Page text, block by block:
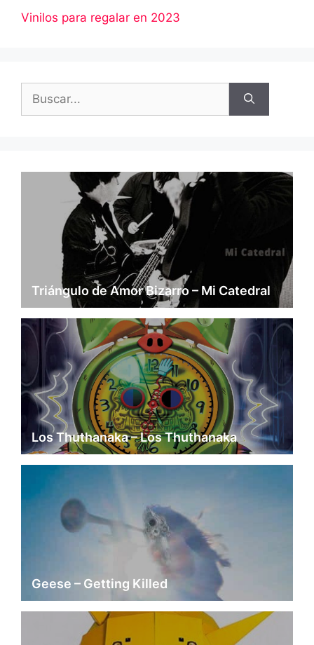
Vinilos para regalar en 2023
Triángulo de Amor Bizarro – Mi Catedral
Los Thuthanaka – Los Thuthanaka
Geese – Getting Killed